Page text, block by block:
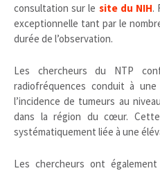
consultation sur le site du NIH.
exceptionnelle tant par le
durée de l’observation.
Les chercheurs du NTP
radiofréquences conduit à
l’incidence de tumeurs au
dans la région du cœur. Cette
systématiquement liée à une
Les chercheurs ont